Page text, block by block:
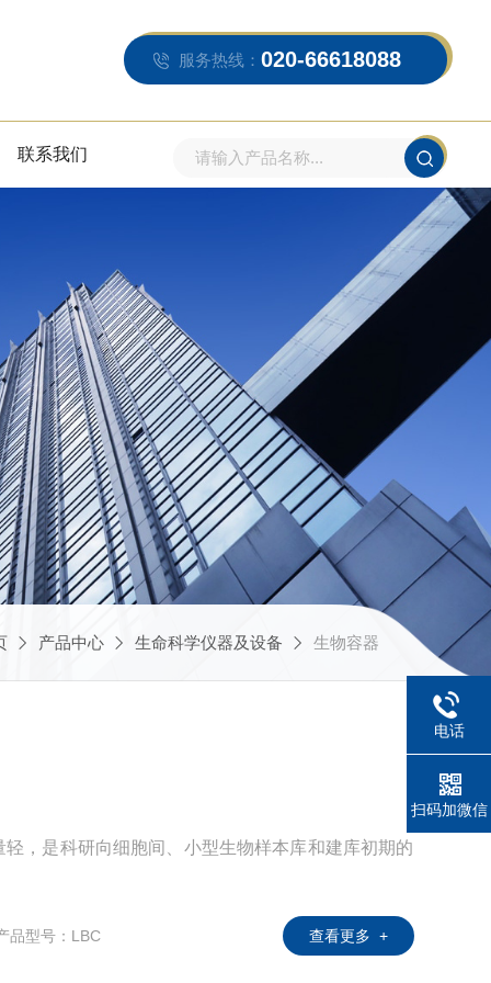
服务热线： 020-66618088
联系我们
产品中心 生命科学仪器及设备 生物容器
，是科研向细胞间、小型生物样本库和建库初期的
品型号：LBC 查看更多 +
电话
扫码加微信